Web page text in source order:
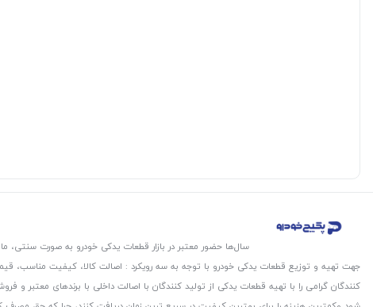
سال‌ها حضور معتبر در بازار قطعات یدکی خودرو به صورت سنتی،
جهت تهیه و توزیع قطعات یدکی خودرو با توجه به سه رویکرد : اصالت کالا، کیفیت مناسب،
کنندگان گرامی را با تهیه قطعات یدکی از تولید کنندگان با اصالت داخلی با برندهای